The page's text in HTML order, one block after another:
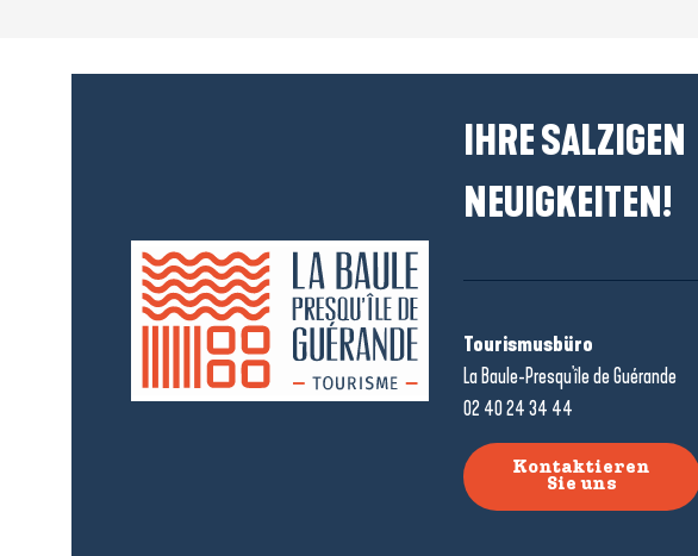
IHRE SALZIGEN
NEUIGKEITEN!
Tourismusbüro
La Baule-Presqu'île de Guérande
02 40 24 34 44
Kontaktieren
Sie uns